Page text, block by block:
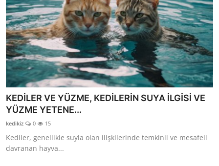
KEDİLER VE YÜZME, KEDİLERİN SUYA İLGİSİ VE
YÜZME YETENE...
kedikiz 0 15
Kediler, genellikle suyla olan ilişkilerinde temkinli ve mesafeli
davranan hayva...